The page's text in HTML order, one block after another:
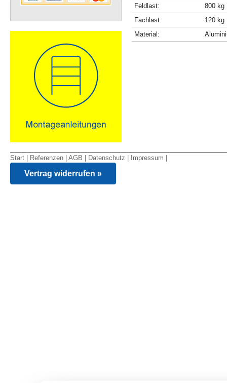
Feldlast:
800 kg
Fachlast:
120 kg
Material:
Start Referenzen AGB Datenschutz Impressum
Vertrag widerrufen »